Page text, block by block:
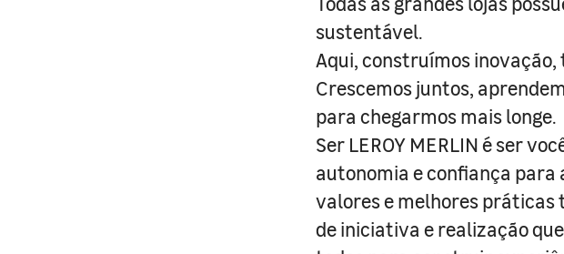
sustentável.
Aqui, construímos
Crescemos juntos,
para chegarmos mais longe.
Ser LEROY MERLIN é ser
autonomia e confiança
valores e melhores práticas
de iniciativa e realização